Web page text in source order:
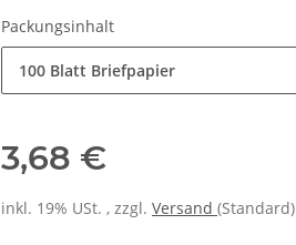
Packungsinhalt
100 Blatt Briefpapier
3,68 €
inkl. 19% USt. , zzgl. Versand (Standard)